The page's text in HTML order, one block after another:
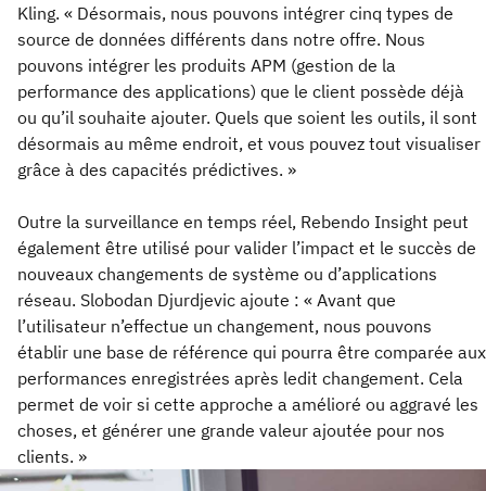
Kling. « Désormais, nous pouvons intégrer cinq types de
source de données différents dans notre offre. Nous
pouvons intégrer les produits APM (gestion de la
performance des applications) que le client possède déjà
ou qu’il souhaite ajouter. Quels que soient les outils, il sont
désormais au même endroit, et vous pouvez tout visualiser
grâce à des capacités prédictives. »
Outre la surveillance en temps réel, Rebendo Insight peut
également être utilisé pour valider l’impact et le succès de
nouveaux changements de système ou d’applications
réseau. Slobodan Djurdjevic ajoute : « Avant que
l’utilisateur n’effectue un changement, nous pouvons
établir une base de référence qui pourra être comparée aux
performances enregistrées après ledit changement. Cela
permet de voir si cette approche a amélioré ou aggravé les
choses, et générer une grande valeur ajoutée pour nos
clients. »